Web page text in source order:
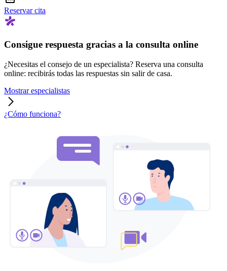
Reservar cita
Consigue respuesta gracias a la consulta online
¿Necesitas el consejo de un especialista? Reserva una consulta
online: recibirás todas las respuestas sin salir de casa.
Mostrar especialistas
¿Cómo funciona?